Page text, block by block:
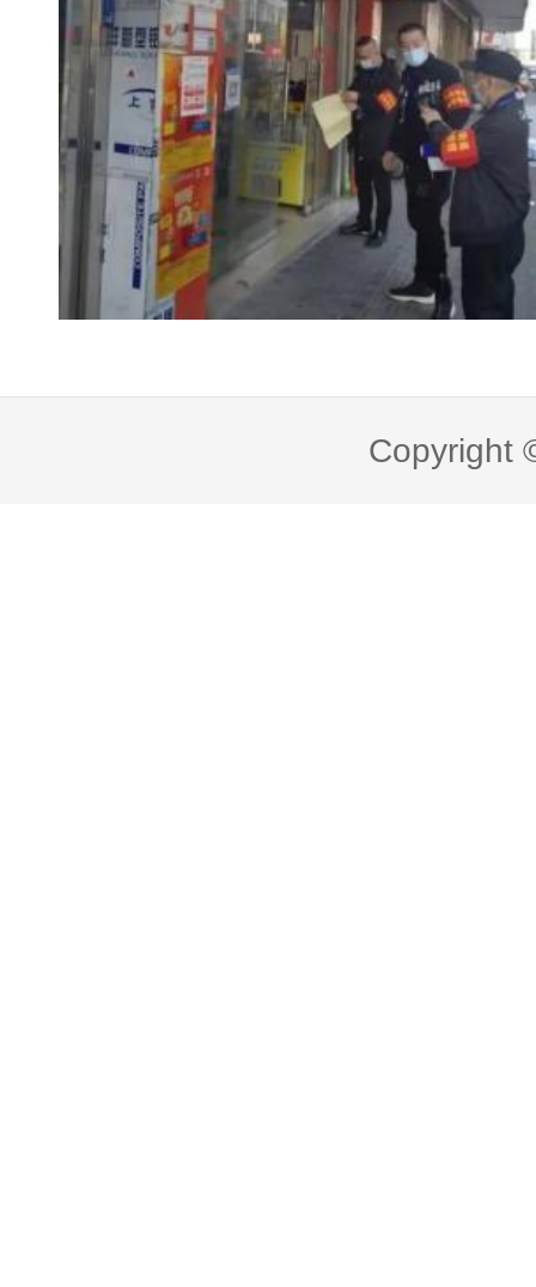
Copyright